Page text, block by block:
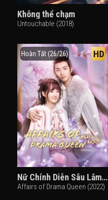
Không thể chạm
Untouchable (2018)
Hoàn Tất (26/26) HD
Nữ Chính Diễn Sâu Lắm Mối Theo
Affairs of Drama Queen (2022)